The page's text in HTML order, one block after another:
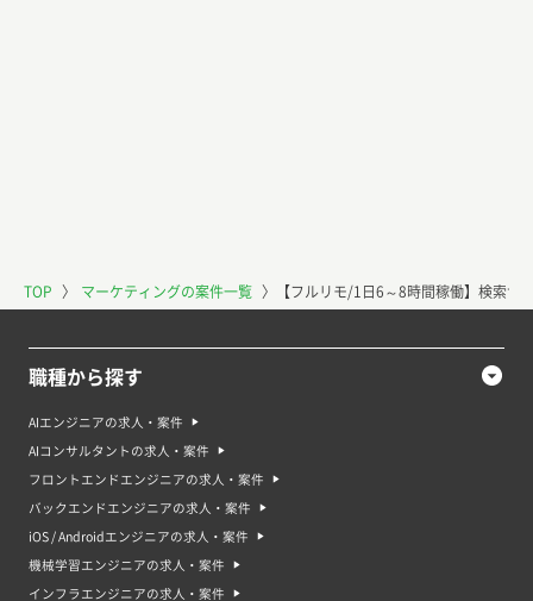
TOP 〉 マーケティングの案件一覧 〉 【フルリモ/1日6～8時間稼働】検索サ
職種から探す
AIエンジニアの求人・案件
AIコンサルタントの求人・案件
フロントエンドエンジニアの求人・案件
バックエンドエンジニアの求人・案件
iOS / Androidエンジニアの求人・案件
機械学習エンジニアの求人・案件
インフラエンジニアの求人・案件